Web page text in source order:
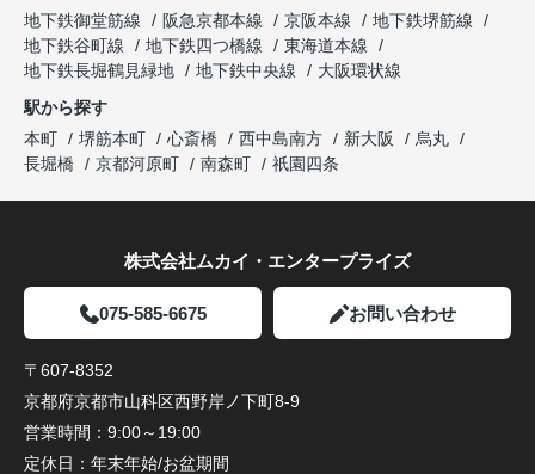
地下鉄御堂筋線
阪急京都本線 京阪本線
地下鉄堺筋線
地下鉄谷町線
地下鉄四つ橋線
東海道本線
地下鉄長堀鶴見緑地
地下鉄中央線
大阪環状線
駅から探す
本町
堺筋本町 心斎橋 西中島南方 新大阪
烏丸
長堀橋
京都河原町 南森町 祇園四条
株式会社ムカイ・エンタープライズ
075-585-6675 お問い合わせ
〒607-8352
京都府京都市山科区西野岸ノ下町8-9
営業時間： 9:00～19:00
定休日： 年末年始/お盆期間